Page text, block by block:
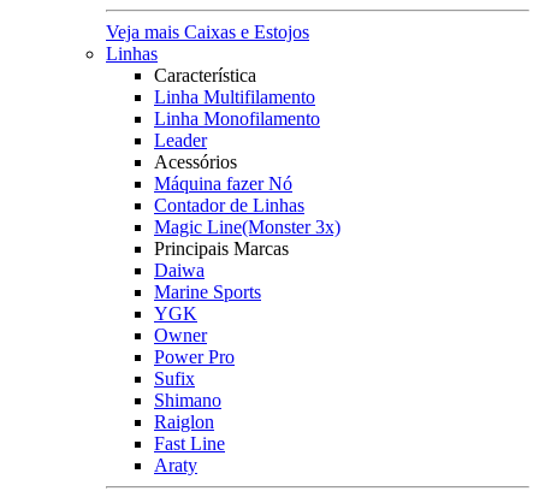
Veja mais Caixas e Estojos
Linhas
Característica
Linha Multifilamento
Linha Monofilamento
Leader
Acessórios
Máquina fazer Nó
Contador de Linhas
Magic Line(Monster 3x)
Principais Marcas
Daiwa
Marine Sports
YGK
Owner
Power Pro
Sufix
Shimano
Raiglon
Fast Line
Araty